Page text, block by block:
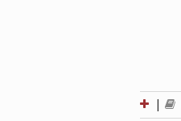
|